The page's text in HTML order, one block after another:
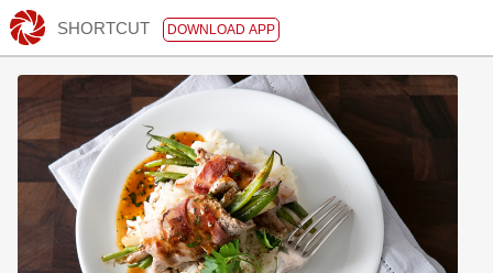
SHORTCUT DOWNLOAD APP